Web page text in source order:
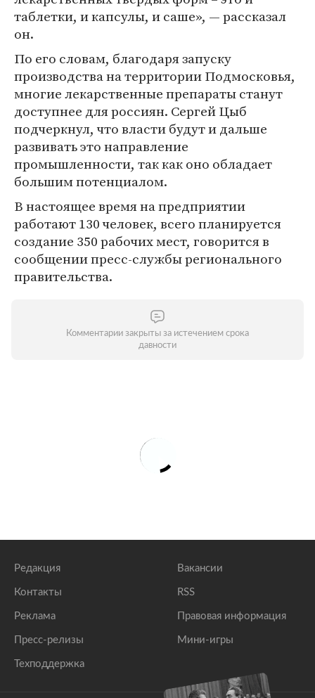
таблетки, и капсулы, и саше», — рассказал
он.
По его словам, благодаря запуску
производства на территории Подмосковья,
многие лекарственные препараты станут
доступнее для россиян. Сергей Цыб
подчеркнул, что власти будут и дальше
развивать это направление
промышленности, так как оно обладает
большим потенциалом.
В настоящее время на предприятии
работают 130 человек, всего планируется
создание 350 рабочих мест, говорится в
сообщении пресс-службы регионального
правительства.
Комментарии закрыты за истечением срока
давности
Редакция
Контакты
Реклама
Пресс-релизы
Техподдержка
Вакансии
RSS
Правовая информация
Мини-игры